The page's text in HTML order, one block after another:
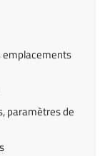
emplacements
paramètres de